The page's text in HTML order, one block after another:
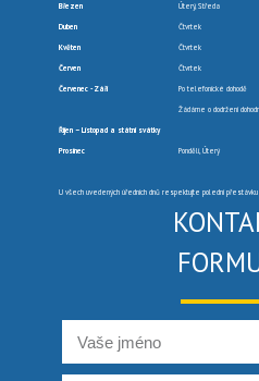
Březen Úterý, Středa
Duben Čtvrtek
Květen Čtvrtek
Červen Čtvrtek
Červenec -Září Po telefonické dohodě
Žádáme o dodržení
Říjen – Listopad a státní svátky
Prosinec Pondělí, Úterý
U všech uvedených úředních dnů respektujte polední